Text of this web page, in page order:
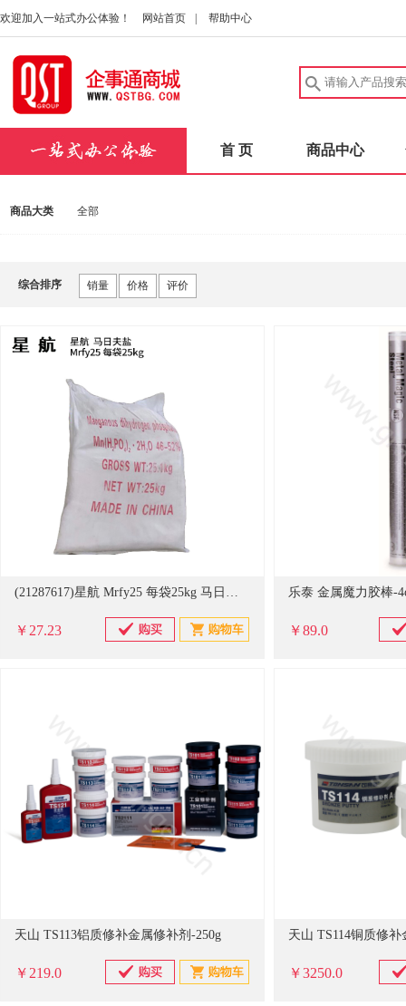
欢迎加入一站式办公体验！ 网站首页 帮助中心
首 页 商品中心
商品大类 全部
综合排序 销量 价格 评价
(21287617)星航 Mrfy25 每袋25kg 马日夫盐(单位：千克)
￥27.23
乐泰 金属魔力胶棒-
￥89.0
天山 TS113铝质修补金属修补剂-250g
￥219.0
天山 TS114铜质修
￥3250.0